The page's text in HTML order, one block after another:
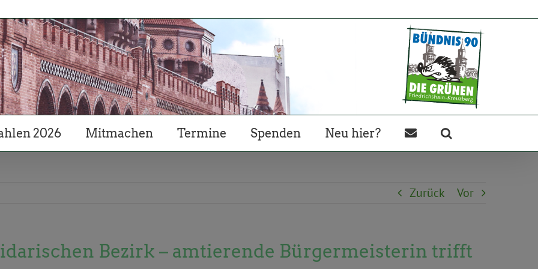
2026 Mitmachen Termine Spenden Neu hier?
Zurück Vor
Bezirk – amtierende Bürgermeisterin trifft